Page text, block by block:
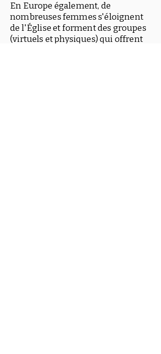
En Europe également, de
nombreuses femmes s'éloignent
de l'Église et forment des groupes
(virtuels et physiques) qui offrent